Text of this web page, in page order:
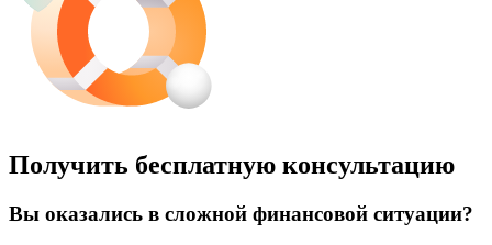
Получить бесплатную консультацию
Вы оказались в сложной финансовой ситуации?